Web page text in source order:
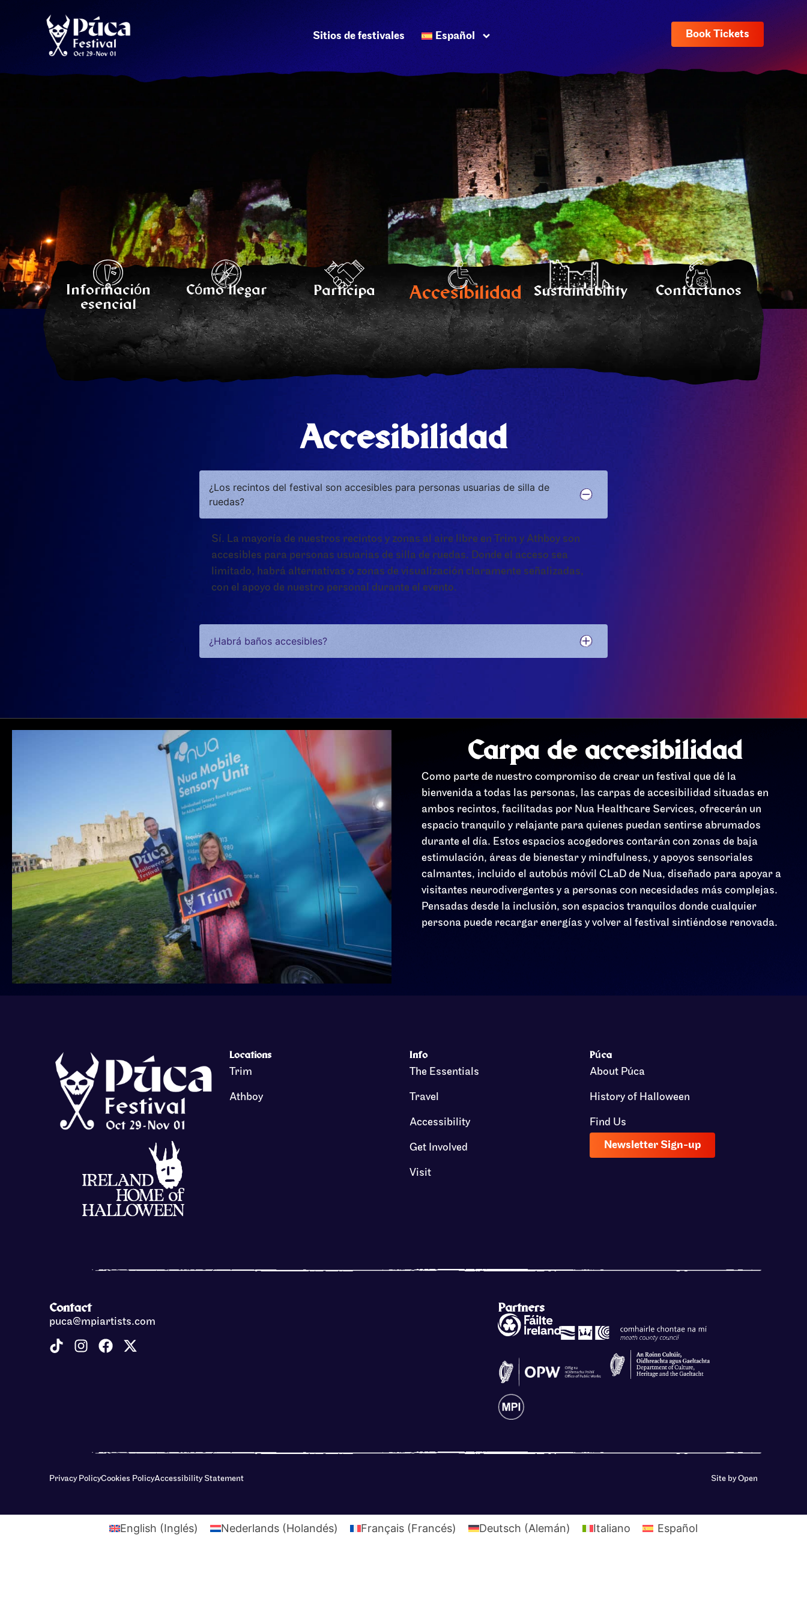
Sitios de festivales Español Book Tickets
Información
esencial
Cómo llegar Participa Accesibilidad Sustainability Contáctanos
Accesibilidad
¿Los recintos del festival son accesibles para personas usuarias de silla de
ruedas?
Sí. La mayoría de nuestros recintos y zonas al aire libre en Trim y Athboy son
accesibles para personas usuarias de silla de ruedas. Donde el acceso sea
limitado, habrá alternativas o zonas de visualización claramente señalizadas,
con el apoyo de nuestro personal durante el evento.
¿Habrá baños accesibles?
Carpa de accesibilidad
Como parte de nuestro compromiso de crear un festival que dé la
bienvenida a todas las personas, las carpas de accesibilidad situadas en
ambos recintos, facilitadas por Nua Healthcare Services, ofrecerán un
espacio tranquilo y relajante para quienes puedan sentirse abrumados
durante el día. Estos espacios acogedores contarán con zonas de baja
estimulación, áreas de bienestar y mindfulness, y apoyos sensoriales
calmantes, incluido el autobús móvil CLaD de Nua, diseñado para apoyar a
visitantes neurodivergentes y a personas con necesidades más complejas.
Pensadas desde la inclusión, son espacios tranquilos donde cualquier
persona puede recargar energías y volver al festival sintiéndose renovada.
Locations
Trim
Athboy
Info
The Essentials
Travel
Accessibility
Get Involved
Visit
Púca
About Púca
History of Halloween
Find Us
Newsletter Sign-up
Contact
puca@mpiartists.com
Partners
Privacy PolicyCookies PolicyAccessibility Statement Site by Open
English (Inglés) Nederlands(Holandés) Français(Francés) Deutsch (Alemán) Italiano Español